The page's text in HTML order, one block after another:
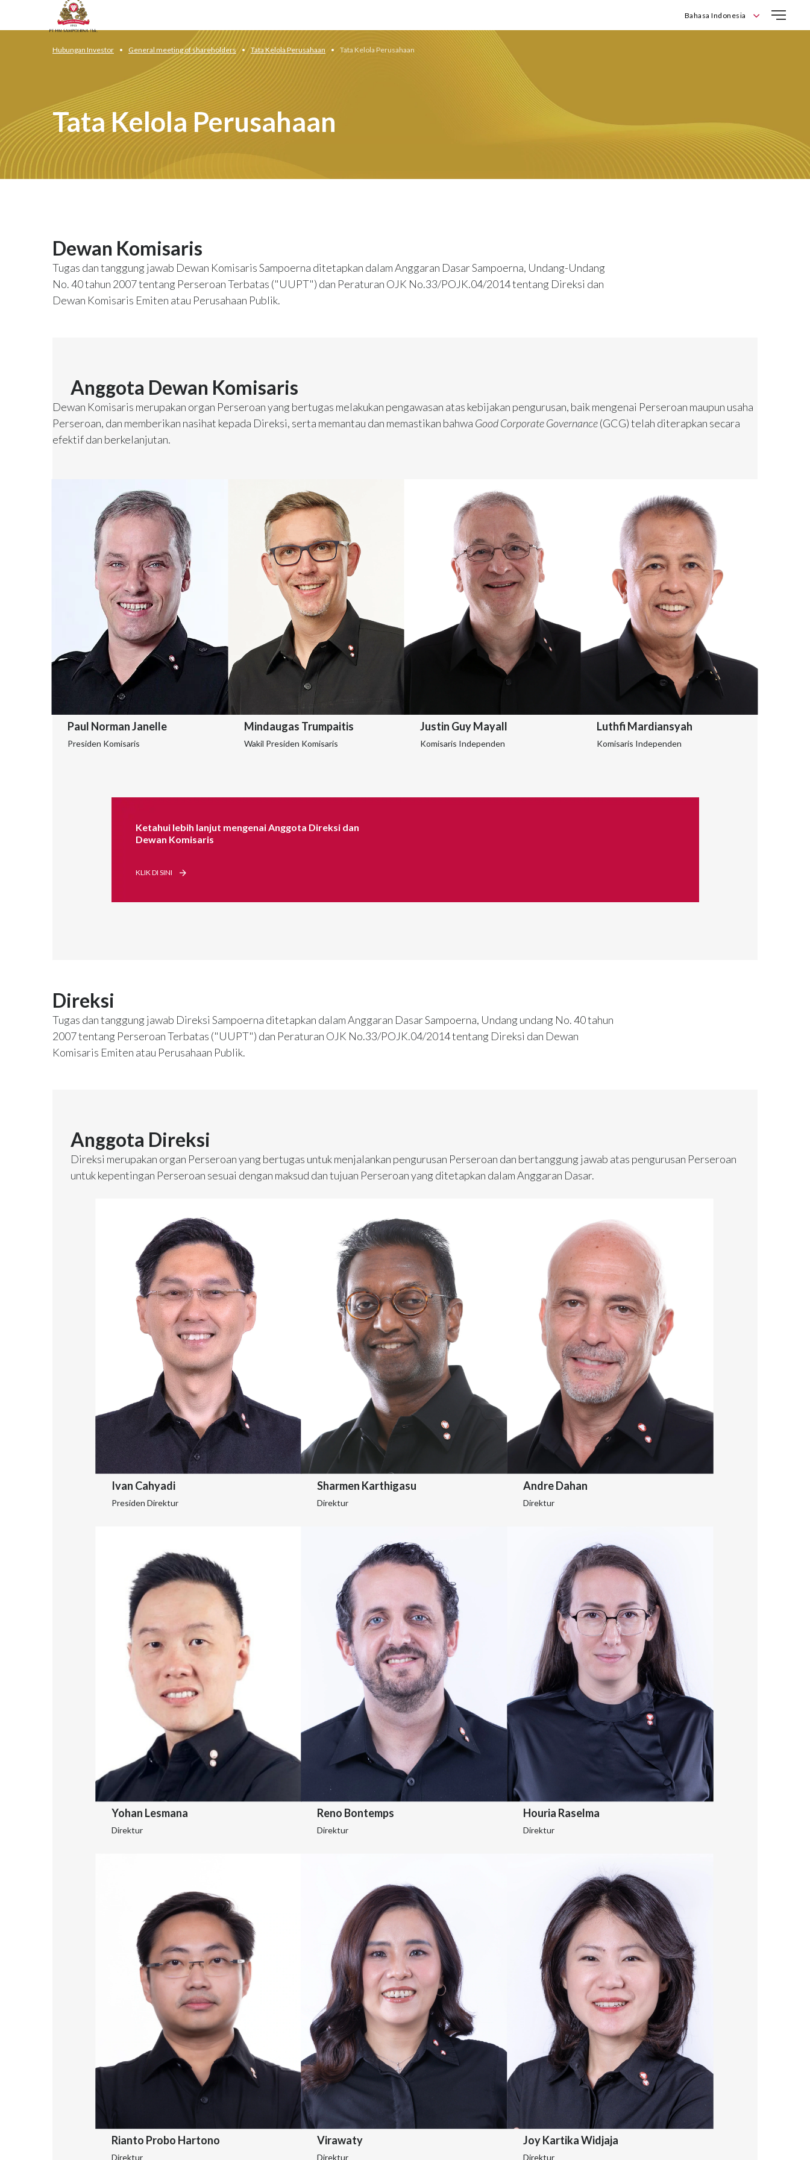
Bahasa Indonesia
Hubungan Investor General meeting of shareholders Tata Kelola Perusahaan Tata Kelola Perusahaan
Tata Kelola Perusahaan
Dewan Komisaris
Tugas dan tanggung jawab Dewan Komisaris Sampoerna ditetapkan dalam Anggaran Dasar Sampoerna, Undang-Undang
No. 40 tahun 2007 tentang Perseroan Terbatas ("UUPT") dan Peraturan OJK No.33/POJK.04/2014 tentang Direksi dan
Dewan Komisaris Emiten atau Perusahaan Publik.
Anggota Dewan Komisaris
Dewan Komisaris merupakan organ Perseroan yang bertugas melakukan pengawasan atas kebijakan pengurusan, baik mengenai Perseroan maupun usaha
Perseroan, dan memberikan nasihat kepada Direksi, serta memantau dan memastikan bahwa Good Corporate Governance(GCG) telah diterapkan secara
efektif dan berkelanjutan.
Paul Norman Janelle
Presiden Komisaris
Mindaugas Trumpaitis
Wakil Presiden Komisaris
Justin Guy Mayall
Komisaris Independen
Luthfi Mardiansyah
Komisaris Independen
Ketahui lebih lanjut mengenai Anggota Direksi dan
Dewan Komisaris
KLIK DI SINI
Direksi
Tugas dan tanggung jawab Direksi Sampoerna ditetapkan dalam Anggaran Dasar Sampoerna, Undang undang No. 40 tahun
2007 tentang Perseroan Terbatas ("UUPT") dan Peraturan OJK No.33/POJK.04/2014 tentang Direksi dan Dewan
Komisaris Emiten atau Perusahaan Publik.
Anggota Direksi
Direksi merupakan organ Perseroan yang bertugas untuk menjalankan pengurusan Perseroan dan bertanggung jawab atas pengurusan Perseroan
untuk kepentingan Perseroan sesuai dengan maksud dan tujuan Perseroan yang ditetapkan dalam Anggaran Dasar.
Ivan Cahyadi
Presiden Direktur
Sharmen Karthigasu
Direktur
Andre Dahan
Direktur
Yohan Lesmana
Direktur
Rianto Probo Hartono
Direktur
Reno Bontemps
Direktur
Virawaty
Direktur
Houria Raselma
Direktur
Joy Kartika Widjaja
Direktur